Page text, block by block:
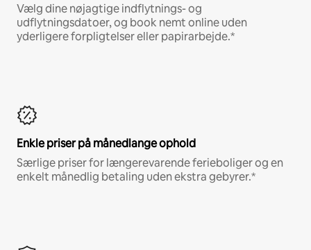
Vælg dine nøjagtige indflytnings- og
udflytningsdatoer, og book nemt online uden
yderligere forpligtelser eller papirarbejde.*
Enkle priser på månedlange ophold
Særlige priser for længerevarende ferieboliger og en
enkelt månedlig betaling uden ekstra gebyrer.*